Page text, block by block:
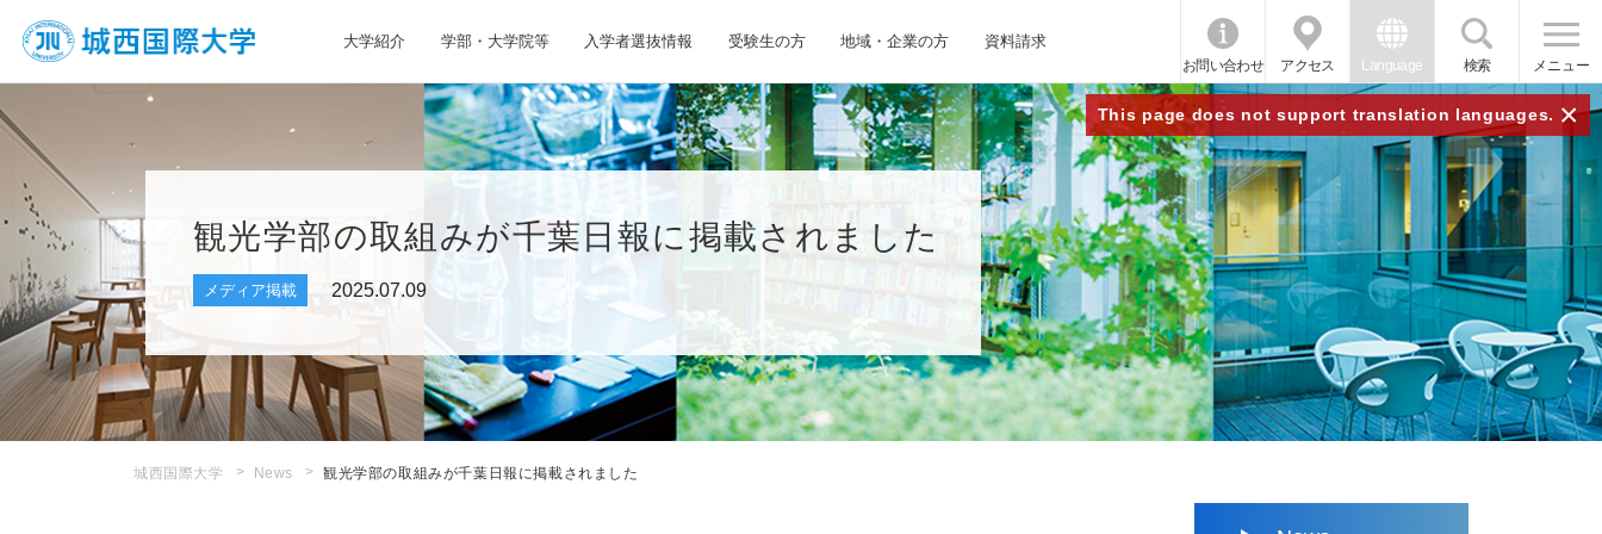
大学紹介 学部・大学院等 入学者選抜情報 受験生の方 地域・企業の方 資料請求
お問い合わせ アクセス Language 検索 メニュー
This page does not support translation languages. ×
観光学部の取組みが千葉日報に掲載されました
メディア掲載 2025.07.09
城西国際大学 News 観光学部の取組みが千葉日報に掲載されました